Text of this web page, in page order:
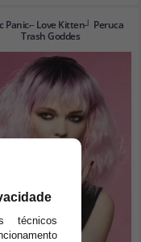
Panic⌐ Love Kitten┘ Peruca
Trash Goddes
técnicos